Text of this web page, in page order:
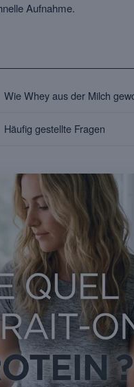
Aufnahme.
Wie Whey aus der Milch
Häufig gestellte Fragen